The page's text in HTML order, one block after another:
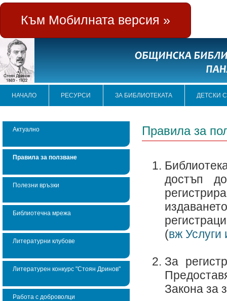
Към Мобилната версия »
НАЧАЛО РЕСУРСИ ЗА БИБЛИОТЕКАТА ДЕТСКИ
Актуално
Правила за ползване
Полезни връзки
Библиотечна мрежа
Литературни клубове
Литературен конкурс "Стоян Дринов"
Работа с доброволци
Правила за
достъп
(вж Услуги
За
Закона за